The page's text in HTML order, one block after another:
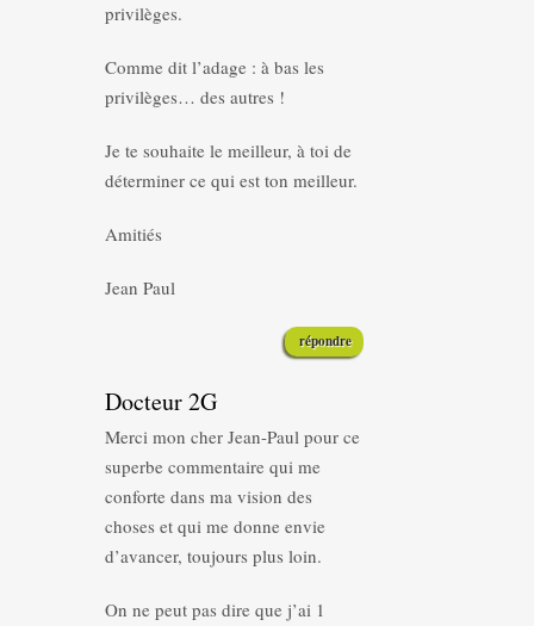
privilèges.
Comme dit l’adage : à bas les
privilèges… des autres !
Je te souhaite le meilleur, à toi de
déterminer ce qui est ton meilleur.
Amitiés
Jean Paul
répondre
Docteur 2G
Merci mon cher Jean-Paul pour ce
superbe commentaire qui me
conforte dans ma vision des
choses et qui me donne envie
d’avancer, toujours plus loin.
On ne peut pas dire que j’ai 1